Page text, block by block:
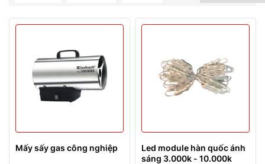
Mấy sấy gas công nghiệp
Led module hàn quốc ánh
sáng 3.000k - 10.000k